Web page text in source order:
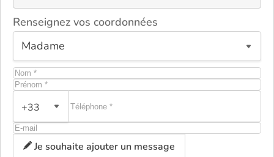
Renseignez vos coordonnées
+33
Je souhaite ajouter un message
ou